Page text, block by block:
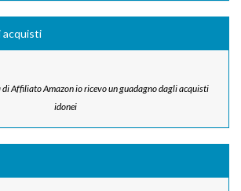
acquisti
Affiliato Amazon io ricevo un guadagno dagli acquisti
idonei